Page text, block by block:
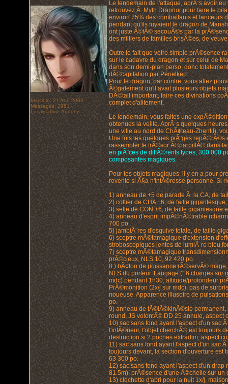
Inscrit le: 21 Aoû 2006
Messages: 2981
Localisation: Annecy
Le lendemain de l'attaque, aprÃ¨s avoir
retrouvez Ã Myth Drannor pour faire le
environ 75% des combattants et lanceurs
pendant qu'ils fuyaient le dragon de
ont juste Ã©tÃ© secouÃ©s par la
des milliers de familles brisÃ©es, de
Outre le fait que votre simple prÃ©sence
sur le cadavre du dragon et sur celui de
dans son demi-plan perso, donc
dÃ©capitation par Penelkep.
Pour le dragon, par contre, vous allez
Ã©galement qu'il avait plusieurs objets
DÃ©tail important, faire ces divinations
complet d'alitement.
Le lendemain, vous faites une
obtenues la veille. AprÃ¨s quelques
une ville au nord de ChÃ¢teau-Zhentil),
Une fois les quelques piÃ¨ges
rassembler le trÃ©sor Ã©parpillÃ© dans
en piÃ¨ces de diffÃ©rents types, 300 000
composantes magiques.
Pour les objets magiques, il y en a pour
revente si Ã§a n'intÃ©resse personne. Si
1) anneau de +5 de parade Ã la CA, de
2) collier de CHA +6, de taille
3) selle de CON +6, de taille gigantesque
4) anneau d'esprit impÃ©nÃ©trable
700 po.
5) jambiÃ¨res d'esquive totale, de taille
6) sceptre mÃ©tamagique d'extension
stroboscopiques lentes de lumiÃ¨re bleu
7) sceptre mÃ©tamagique
prÃ©cieux, NLS 10, 92 420 po.
8 ) bÃ¢ton de puissance rÃ©servÃ©
NLS du porteur. Langage (16 charges sur
mdc) pendant 1h30, altitude/profondeur
PrÃ©monition (2x/j sur mdc), pas de
noueuse. Apparence illusoire de
po.
9) anneau de tÃ©lÃ©kinÃ©sie permanent,
round, JS volontÃ© DD 25 annule, aspect
10) sac sans fond ayant l'aspect d'un sac
l'intÃ©rieur, l'objet cherchÃ© est toujours
destruction si 2 poches extradim, aspect
11) sac sans fond ayant l'aspect d'un sac
toujours devant, la section d'ouverture est
63 300 po.
12) sac sans fond ayant l'aspect d'un drap
81.5m), prÃ©sence d'une Ã©chelle sur un
13) clochette d'abri pour la nuit 1x/j,